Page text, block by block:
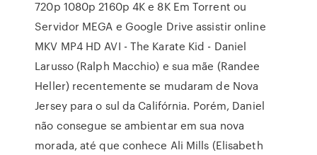
720p 1080p 2160p 4K e 8K Em Torrent ou
Servidor MEGA e Google Drive assistir online
MKV MP4 HD AVI - The Karate Kid - Daniel
Larusso (Ralph Macchio) e sua mãe (Randee
Heller) recentemente se mudaram de Nova
Jersey para o sul da Califórnia. Porém, Daniel
não consegue se ambientar em sua nova
morada, até que conhece Ali Mills (Elisabeth